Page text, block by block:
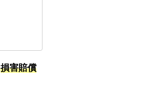
損害賠償